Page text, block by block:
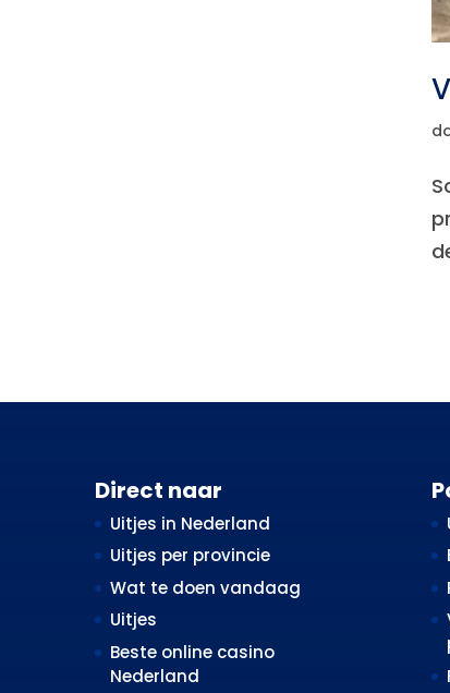
Direct naar
Uitjes in Nederland
Uitjes per provincie
Wat te doen vandaag
Uitjes
Beste online casino
Nederland